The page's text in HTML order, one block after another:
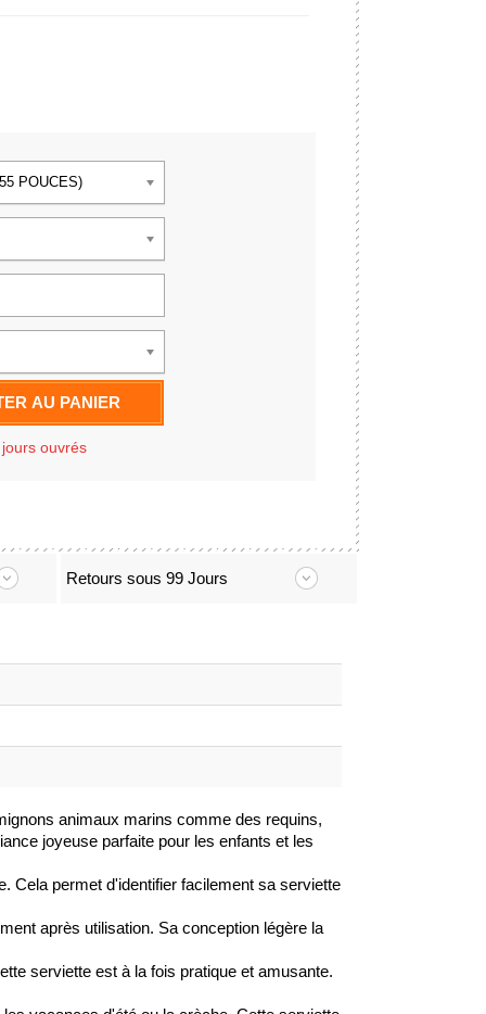
POUCES)
AU PANIER
ouvrés
Retours sous 99 Jours
animaux marins comme des requins,
joyeuse parfaite pour les enfants et les
Cela permet d'identifier facilement sa serviette
après utilisation. Sa conception légère la
serviette est à la fois pratique et amusante.